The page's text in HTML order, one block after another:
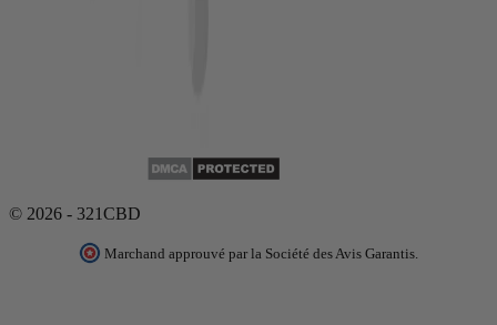
© 2026 - 321CBD
Marchand approuvé par la Société des Avis Garantis.